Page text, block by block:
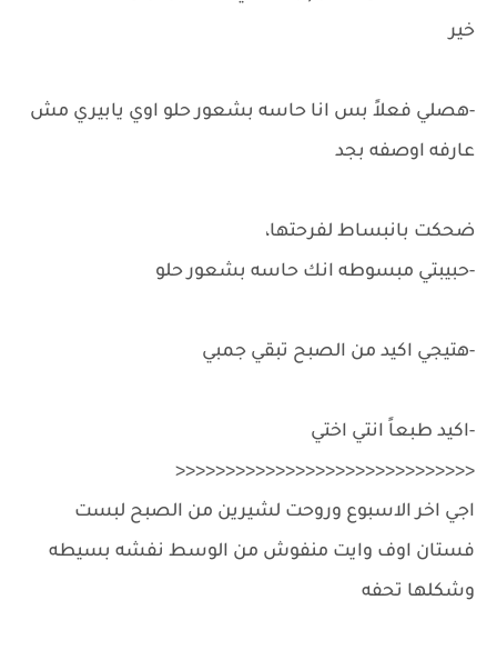
خير
-هصلي فعلاً بس انا حاسه بشعور حلو اوي يابيري مش
عارفه اوصفه بجد
ضحكت بانبساط لفرحتها،
-حبيبتي مبسوطه انك حاسه بشعور حلو
-هتيجي اكيد من الصبح تبقي جمبي
-اكيد طبعاً انتي اختي
<<<<<<<<<<<<<<<<<<<<<<<<<<<<<<
اجي اخر الاسبوع وروحت لشيرين من الصبح لبست
فستان اوف وايت منفوش من الوسط نفشه بسيطه
وشكلها تحفه